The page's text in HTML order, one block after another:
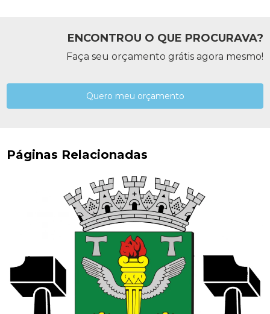
ENCONTROU O QUE PROCURAVA?
Faça seu orçamento grátis agora mesmo!
Quero meu orçamento
Páginas Relacionadas